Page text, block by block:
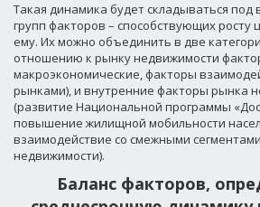
Такая динамика будет складываться под
групп факторов – способствующих росту
ему. Их можно объединить в две
отношению к рынку недвижимости
макроэкономические, факторы
рынками), и внутренние факторы рынка
(развитие Национальной программы
повышение жилищной мобильности
взаимодействие со смежными
недвижимости).
Баланс факторов,